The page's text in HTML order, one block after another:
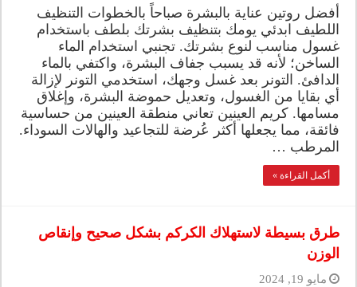
أفضل روتين عناية بالبشرة صباحاً بالخطوات التنظيف
اللطيف ابدئي يومك بتنظيف بشرتك بلطف باستخدام
غسول مناسب لنوع بشرتك. تجنبي استخدام الماء
الساخن؛ لأنه قد يسبب جفاف البشرة، واكتفي بالماء
الدافئ. التونر بعد غسل وجهك، استخدمي التونر لإزالة
أي بقايا من الغسول، وتعديل حموضة البشرة، وإغلاق
مسامها. كريم العينين تعاني منطقة العينين من حساسية
فائقة، مما يجعلها أكثر عُرضة للتجاعيد والهالات السوداء.
المرطب …
أكمل القراءة »
طرق بسيطة لاستهلاك الكركم بشكل صحيح وإنقاص
الوزن
مايو 19, 2024